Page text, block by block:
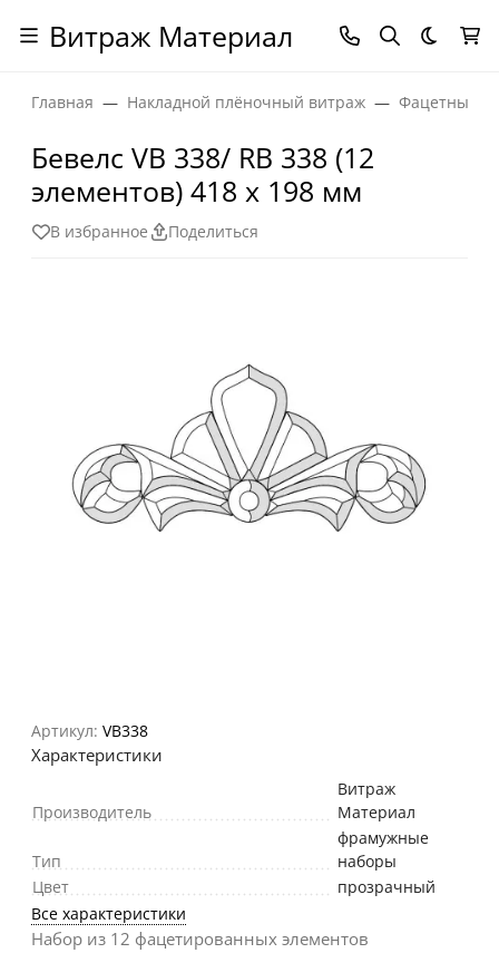
Витраж Материал Темная
Главная Накладной плёночный витраж Фацетные
Бевелс VB 338/ RB 338 (12
элементов) 418 х 198 мм
В избранное Поделиться
Артикул: VB338
Характеристики
Производитель
Витраж
Материал
Тип
фрамужные
наборы
Цвет
прозрачный
Все характеристики
Набор из 12 фацетированных элементов